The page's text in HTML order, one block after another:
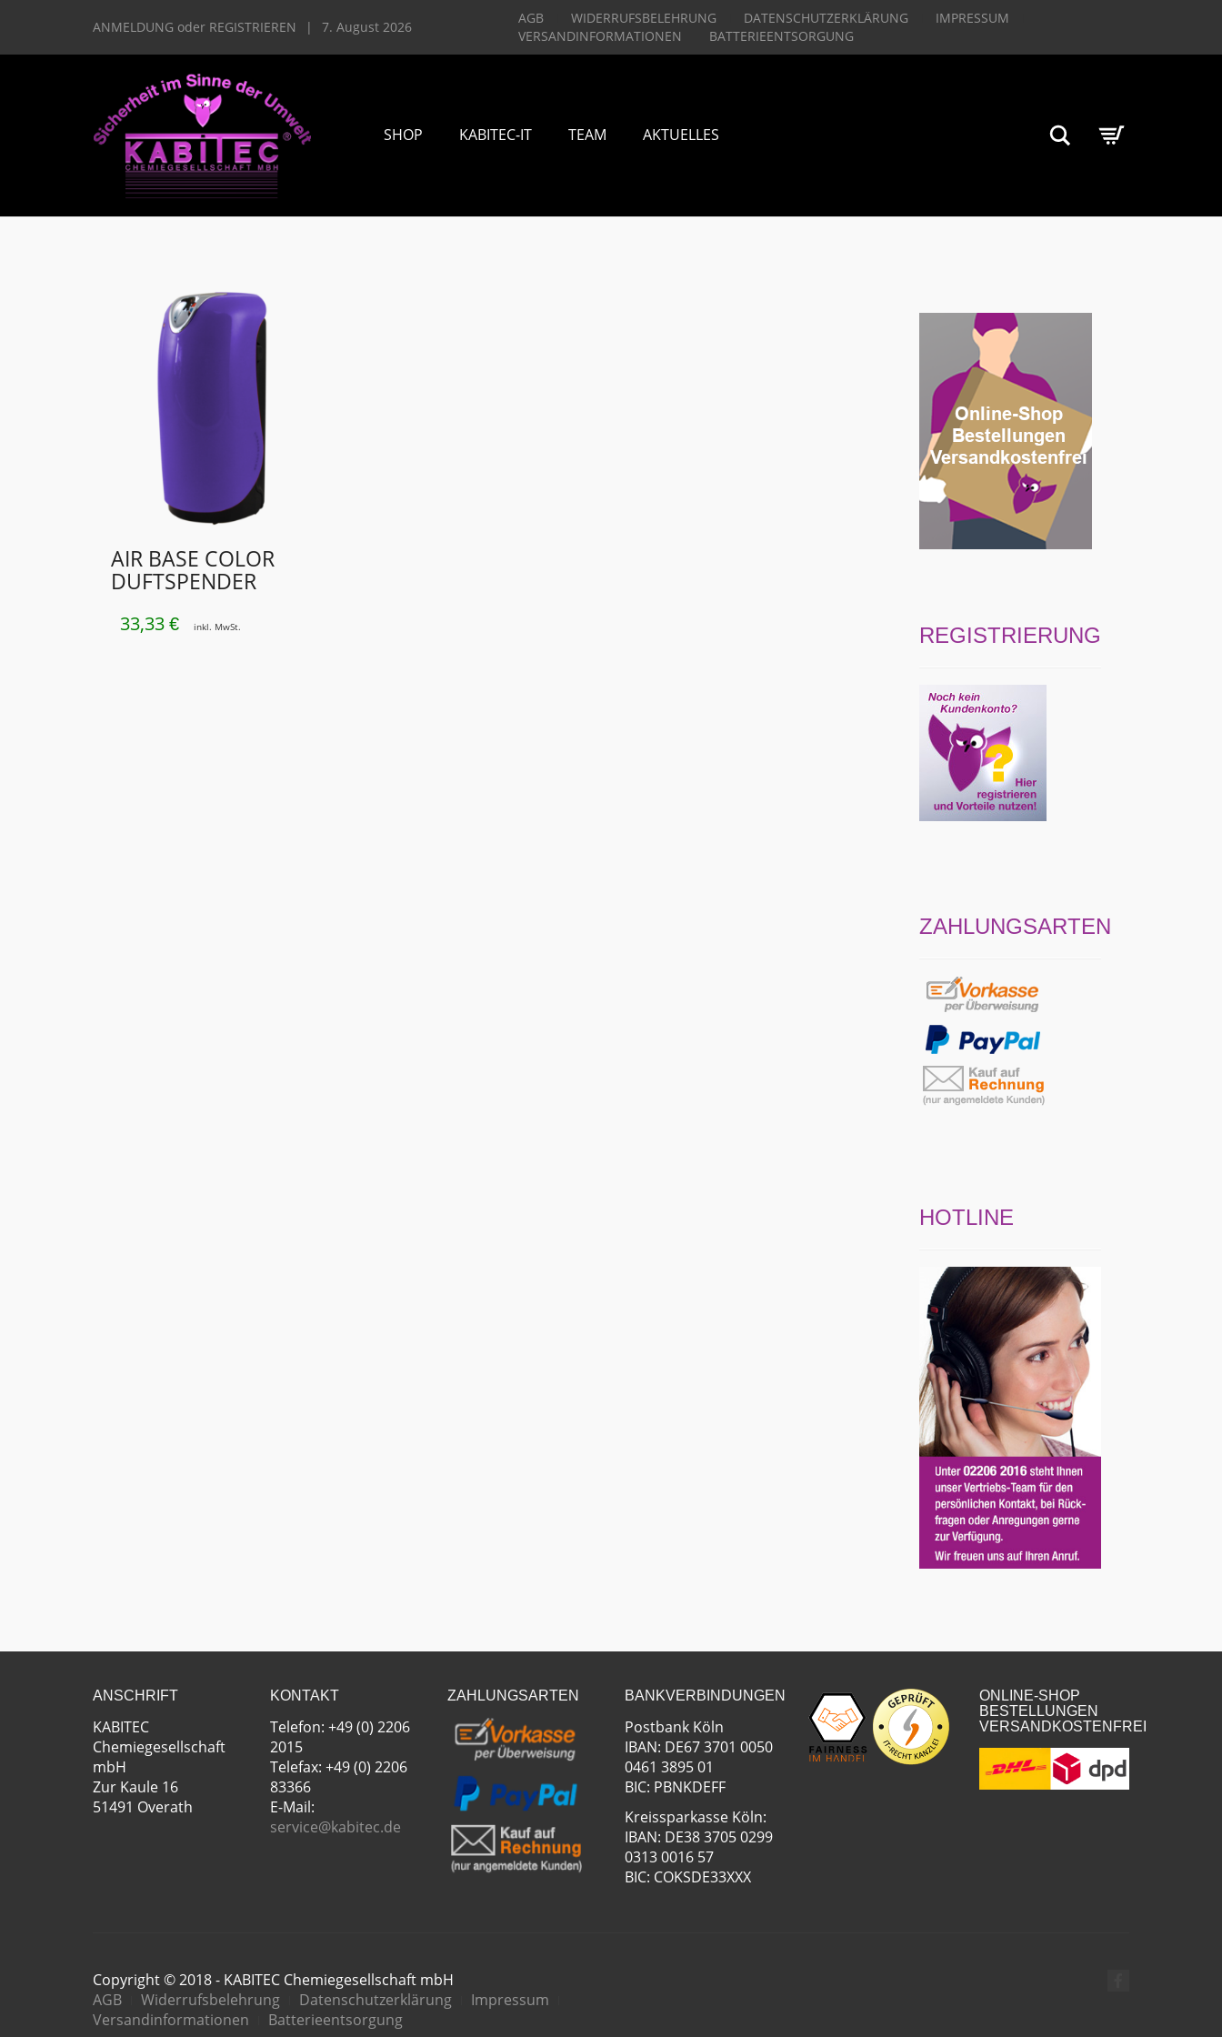
ANMELDUNG oder REGISTRIEREN | 7. August 2026
AGB WIDERRUFSBELEHRUNG DATENSCHUTZERKLÄRUNG
IMPRESSUM
VERSANDINFORMATIONEN
BATTERIEENTSORGUNG
SHOP KABITEC-IT TEAM AKTUELLES Suchen
AIR BASE COLOR
DUFTSPENDER
33,33 € inkl. MwSt. REGISTRIERUNG
ZAHLUNGSARTEN
HOTLINE
ANSCHRIFT
KABITEC
Chemiegesellschaft
mbH
Zur Kaule 16
51491 Overath
KONTAKT
Telefon: +49 (0) 2206
2015
Telefax: +49 (0) 2206
83366
E-Mail:
service@kabitec.de
ZAHLUNGSARTEN BANKVERBINDUNGEN
Postbank Köln
IBAN: DE67 3701 0050
0461 3895 01
BIC: PBNKDEFF
Kreissparkasse Köln:
IBAN: DE38 3705 0299
0313 0016 57
BIC: COKSDE33XXX
ONLINE-SHOP
BESTELLUNGEN
VERSANDKOSTENFREI
Copyright © 2018 - KABITEC Chemiegesellschaft mbH
AGB
Widerrufsbelehrung Datenschutzerklärung
Impressum
Versandinformationen
Batterieentsorgung